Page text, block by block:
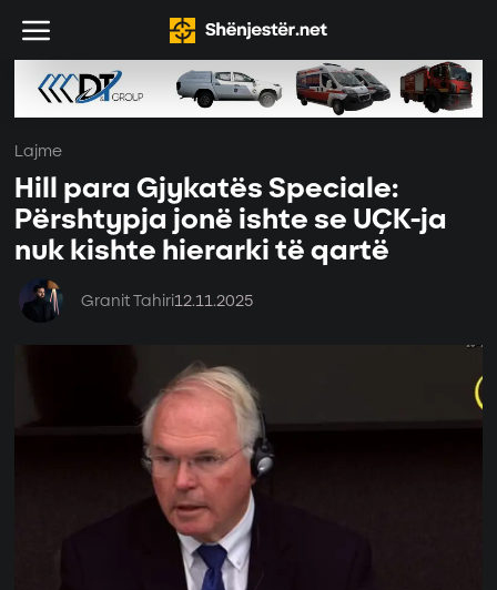
Lajme
Hill para Gjykatës Speciale:
Përshtypja jonë ishte se UÇK-ja
nuk kishte hierarki të qartë
Granit Tahiri12.11.2025